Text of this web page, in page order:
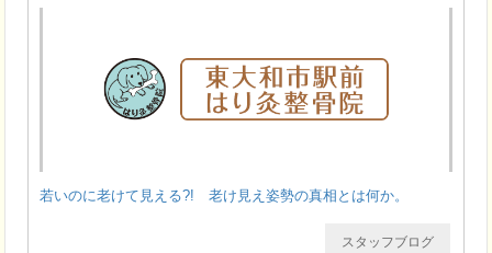
若いのに老けて見える?! 老け見え姿勢の真相とは何か。
スタッフブログ